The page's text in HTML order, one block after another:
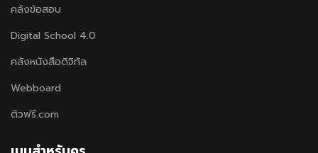
คลังข้อสอบ
Digital School 4.0
คลังหนังสือดิจิทัล
Webboard
ติวฟรี.com